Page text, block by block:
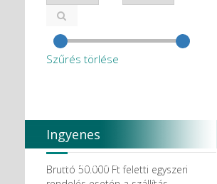
Szűrés törlése
Ingyenes
házhozszállítás
Bruttó 50.000 Ft feletti egyszeri